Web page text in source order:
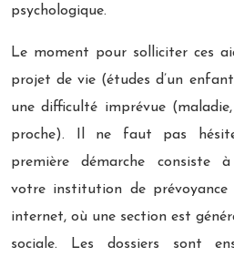
psychologique.
Le moment pour solliciter ces
projet de vie (études d’un
une difficulté imprévue
proche). Il ne faut pas
première démarche consiste
votre institution de
internet, où une section est
sociale. Les dossiers sont